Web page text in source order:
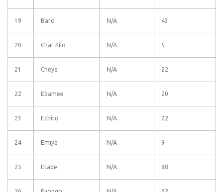
19 Baro N/A 43
20 Char Kilo N/A 5
21 Cheya N/A 22
22 Ebamee N/A 20
23 Echito N/A 22
24 Emiya N/A 9
25 Etabe N/A 88